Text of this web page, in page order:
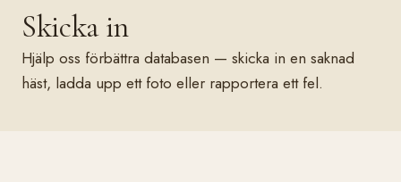
Skicka in
Hjälp oss förbättra databasen — skicka in en saknad
häst, ladda upp ett foto eller rapportera ett fel.